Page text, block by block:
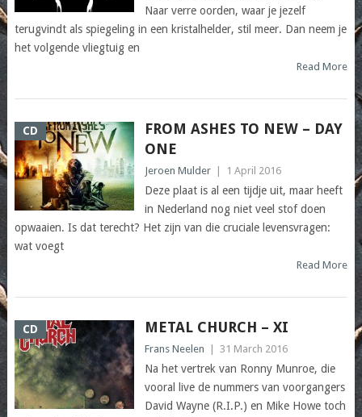
Naar verre oorden, waar je jezelf
terugvindt als spiegeling in een kristalhelder, stil meer. Dan neem je
het volgende vliegtuig en
Read More
CD
FROM ASHES TO NEW – DAY
ONE
Jeroen Mulder 1 April 2016
Deze plaat is al een tijdje uit, maar heeft
in Nederland nog niet veel stof doen
opwaaien. Is dat terecht? Het zijn van die cruciale levensvragen:
wat voegt
Read More
CD METAL CHURCH – XI
Frans Neelen 31 March 2016
Na het vertrek van Ronny Munroe, die
vooral live de nummers van voorgangers
David Wayne (R.I.P.) en Mike Howe toch